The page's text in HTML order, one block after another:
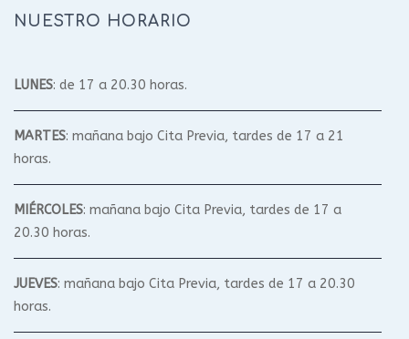
NUESTRO HORARIO
LUNES: de 17 a 20.30 horas.
MARTES: mañana bajo Cita Previa, tardes de 17 a 21
horas.
MIÉRCOLES: mañana bajo Cita Previa, tardes de 17 a
20.30 horas.
JUEVES: mañana bajo Cita Previa, tardes de 17 a 20.30
horas.